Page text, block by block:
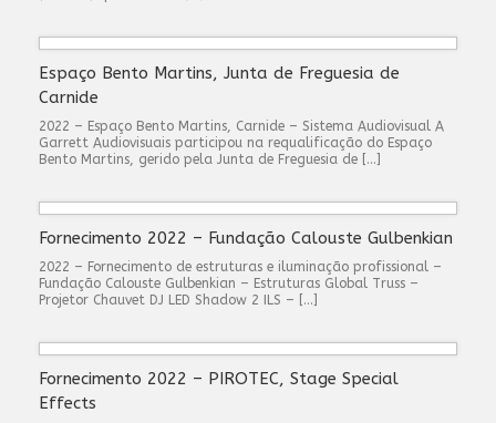
Espaço Bento Martins, Junta de Freguesia de
Carnide
2022 – Espaço Bento Martins, Carnide – Sistema Audiovisual A
Garrett Audiovisuais participou na requalificação do Espaço
Bento Martins, gerido pela Junta de Freguesia de […]
Fornecimento 2022 – Fundação Calouste Gulbenkian
2022 – Fornecimento de estruturas e iluminação profissional –
Fundação Calouste Gulbenkian – Estruturas Global Truss –
Projetor Chauvet DJ LED Shadow 2 ILS – […]
Fornecimento 2022 – PIROTEC, Stage Special
Effects